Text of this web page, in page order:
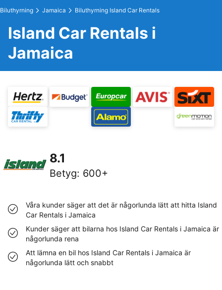
Biluthyrning Jamaica Biluthyrning Island Car Rentals
Island Car Rentals i
Jamaica
8.1
Betyg: 600+
Våra kunder säger att det är någorlunda lätt att hitta Island
Car Rentals i Jamaica
Kunder säger att bilarna hos Island Car Rentals i Jamaica är
någorlunda rena
Att lämna en bil hos Island Car Rentals i Jamaica är
någorlunda lätt och snabbt